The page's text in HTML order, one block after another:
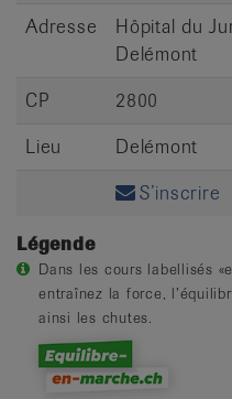
Adresse
Hôpital du
Delémont
CP
2800
Lieu
Delémont
S’inscrire
Légende
Dans les cours labellisés
entraînez la force,
ainsi les chutes.